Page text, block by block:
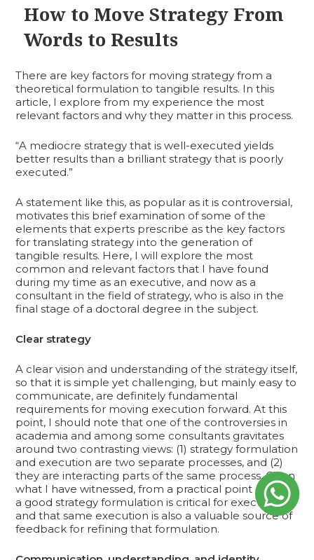
How to Move Strategy From
Words to Results
There are key factors for moving strategy from a
theoretical formulation to tangible results. In this
article, I explore from my experience the most
relevant factors and why they matter in this process.
“A mediocre strategy that is well-executed yields
better results than a brilliant strategy that is poorly
executed.”
A statement like this, as popular as it is controversial,
motivates this brief examination of some of the
elements that experts prescribe as the key factors
for translating strategy into the generation of
tangible results. Here, I will explore the most
common and relevant factors that I have found
during my time as an executive, and now as a
consultant in the field of strategy, who is also in the
final stage of a doctoral degree in the subject.
Clear strategy
A clear vision and understanding of the strategy itself,
so that it is simple yet challenging, but mainly easy to
communicate, are definitely fundamental
requirements for moving execution forward. At this
point, I should note that one of the controversies in
academia and among some consultants gravitates
around two contrasting views: (1) strategy formulation
and execution are two separate processes, and (2)
they are interacting parts of the same process. Given
what I have witnessed, from a practical point of view,
a good strategy formulation is critical for execution,
and that same execution is also a valuable source of
feedback for refining that formulation.